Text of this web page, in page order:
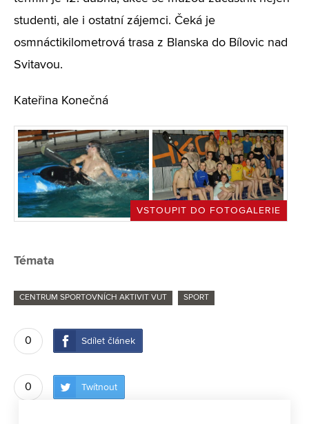
studenti, ale i ostatní zájemci. Čeká je
osmnáctikilometrová trasa z Blanska do Bílovic nad
Svitavou.
Kateřina Konečná
VSTOUPIT DO FOTOGALERIE
Témata
CENTRUM SPORTOVNÍCH AKTIVIT VUT SPORT
0 Sdílet článek
0 Twítnout